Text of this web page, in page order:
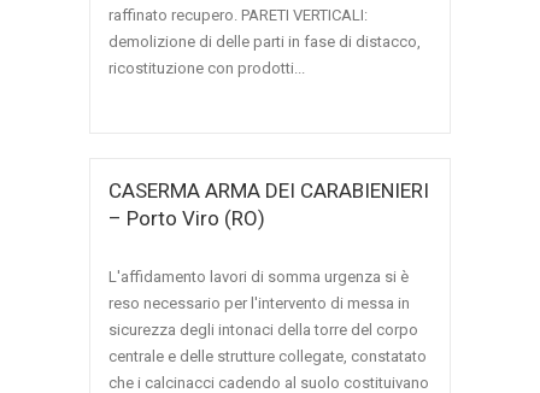
raffinato recupero. PARETI VERTICALI:
demolizione di delle parti in fase di distacco,
ricostituzione con prodotti...
CASERMA ARMA DEI CARABIENIERI
– Porto Viro (RO)
L'affidamento lavori di somma urgenza si è
reso necessario per l'intervento di messa in
sicurezza degli intonaci della torre del corpo
centrale e delle strutture collegate, constatato
che i calcinacci cadendo al suolo costituivano